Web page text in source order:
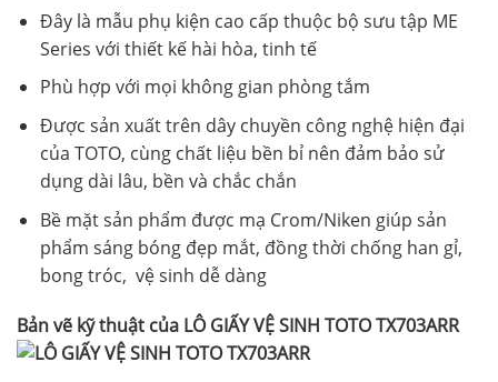
Đây là mẫu phụ kiện cao cấp thuộc bộ sưu tập ME
Series với thiết kế hài hòa, tinh tế
Phù hợp với mọi không gian phòng tắm
Được sản xuất trên dây chuyền công nghệ hiện đại
của TOTO, cùng chất liệu bền bỉ nên đảm bảo sử
dụng dài lâu, bền và chắc chắn
Bề mặt sản phẩm được mạ Crom/Niken giúp sản
phẩm sáng bóng đẹp mắt, đồng thời chống han gỉ,
bong tróc, vệ sinh dễ dàng
Bản vẽ kỹ thuật của LÔ GIẤY VỆ SINH TOTO TX703ARR